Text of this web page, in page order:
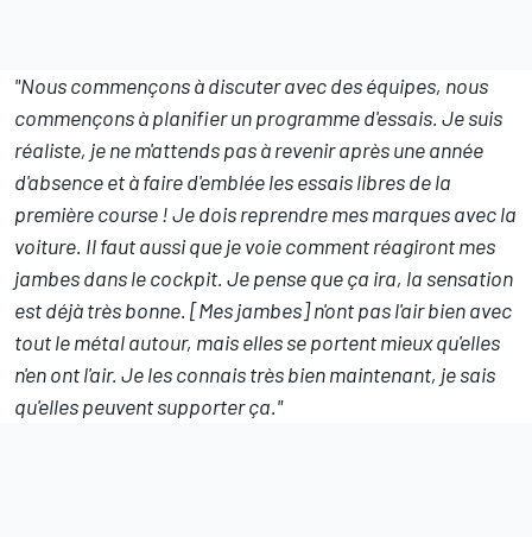
"Nous commençons à discuter avec des équipes, nous
commençons à planifier un programme d'essais. Je suis
réaliste, je ne m'attends pas à revenir après une année
d'absence et à faire d'emblée les essais libres de la
première course ! Je dois reprendre mes marques avec la
voiture. Il faut aussi que je voie comment réagiront mes
jambes dans le cockpit. Je pense que ça ira, la sensation
est déjà très bonne. [Mes jambes] n'ont pas l'air bien avec
tout le métal autour, mais elles se portent mieux qu'elles
n'en ont l'air. Je les connais très bien maintenant, je sais
qu'elles peuvent supporter ça."